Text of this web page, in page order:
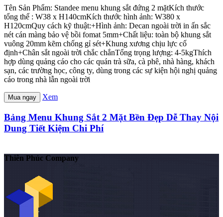
Tên Sản Phẩm: Standee menu khung sắt đứng 2 mặtKích thước
tổng thể : W38 x H140cmKích thước hình ảnh: W380 x
H120cmQuy cách kỹ thuật:+Hình ảnh: Decan ngoài trời in ấn sắc
nét cán màng bảo vệ bồi fomat 5mm+Chất liệu: toàn bộ khung sắt
vuông 20mm kẽm chống gỉ sét+Khung xương chịu lực cố
định+Chân sắt ngoài trời chắc chắnTổng trọng lượng: 4-5kgThích
hợp dùng quảng cáo cho các quán trà sữa, cà phê, nhà hàng, khách
sạn, các trường học, công ty, dùng trong các sự kiện hội nghị quảng
cáo trong nhà lẫn ngoài trời
Mua ngay Xem
Bảng Menu Khung Sắt 2 Mặt Bền Đẹp Dễ Thay Nội
Dung Tiết Kiệm Chi Phí
Thiên Phúc Company